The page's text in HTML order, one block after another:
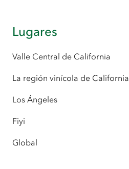
Lugares
Valle Central de California
La región vinícola de California
Los Ángeles
Fiyi
Global